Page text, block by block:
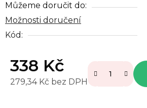
Můžeme doručit do:
Možnosti doručení
Kód:
338 Kč
279,34 Kč bez DPH